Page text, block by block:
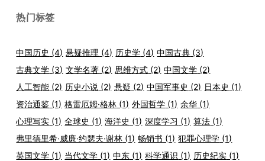
热门标签
中国历史 (4) 悬疑推理 (4) 历史学 (4) 中国古典 (3)
古典文学 (3) 文学名著 (2) 思维方式 (2) 中国文学 (2)
人工智能 (2) 历史小说 (2) 悬疑 (2) 中国军事史 (2) 日本史 (1)
资治通鉴 (1) 格雷厄姆·格林 (1) 外国哲学 (1) 余华 (1)
心理写实 (1) 全球史 (1) 海洋史 (1) 深度学习 (1) 算法 (1)
弗里德里希·威廉·约瑟夫·谢林 (1) 畅销书 (1) 犯罪心理学 (1)
英国文学 (1) 当代文学 (1) 中东 (1) 科学通识 (1) 历史纪实 (1)